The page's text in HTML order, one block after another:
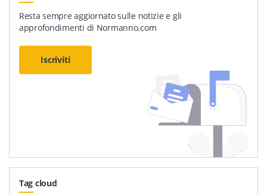
Resta sempre aggiornato sulle notizie e gli
approfondimenti di Normanno.com
Iscriviti
Tag cloud